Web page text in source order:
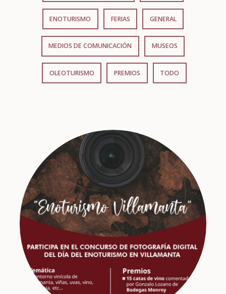
ENOTURISMO FERIAS GENERAL
MEDIOS DE COMUNICACIÓN MUSEOS
OLEOTURISMO PREMIOS TODO